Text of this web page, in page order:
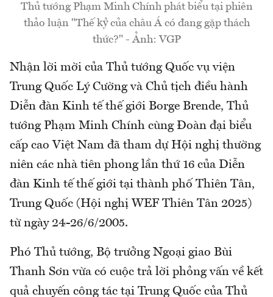
Thủ tướng Phạm Minh Chính phát biểu tại phiên
thảo luận "Thế kỷ của châu Á có đang gặp thách
thức?" - Ảnh: VGP
Nhận lời mời của Thủ tướng Quốc vụ viện
Trung Quốc Lý Cường và Chủ tịch điều hành
Diễn đàn Kinh tế thế giới Borge Brende, Thủ
tướng Phạm Minh Chính cùng Đoàn đại biểu
cấp cao Việt Nam đã tham dự Hội nghị thường
niên các nhà tiên phong lần thứ 16 của Diễn
đàn Kinh tế thế giới tại thành phố Thiên Tân,
Trung Quốc (Hội nghị WEF Thiên Tân 2025)
từ ngày 24-26/6/2005.
Phó Thủ tướng, Bộ trưởng Ngoại giao Bùi
Thanh Sơn vừa có cuộc trả lời phỏng vấn về kết
quả chuyến công tác tại Trung Quốc của Thủ